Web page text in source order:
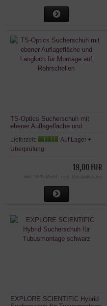
TS-Optics Sucherschuh mit
ebener Auflagefläche und
Rohrschellen
Lieferzeit:
Auf Lager +
Überprüfung
19,00 EUR
inkl. 19 % MwSt. zzgl. Versandkosten
EXPLORE SCIENTIFIC Hybrid